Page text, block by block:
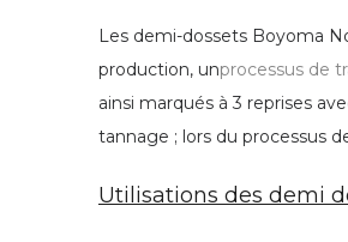
Les demi-dossets Boyoma
production, unprocessus de
ainsi marqués à 3 reprises
tannage ; lors du processus
Utilisations des demi